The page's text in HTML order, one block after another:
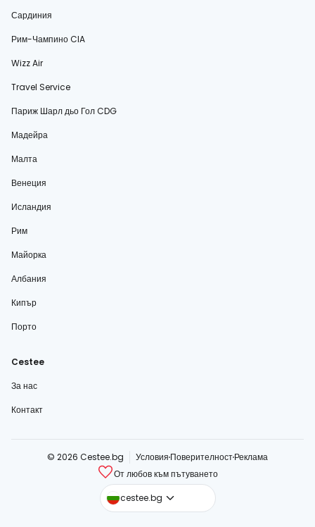
Сардиния
Рим-Чампино CIA
Wizz Air
Travel Service
Париж Шарл дьо Гол CDG
Мадейра
Малта
Венеция
Исландия
Рим
Майорка
Албания
Кипър
Порто
Cestee
За нас
Контакт
© 2026 Cestee.bg Условия ПоверителностРеклама
От любов към пътуването
cestee.bg
cestee.com
cestee.sk